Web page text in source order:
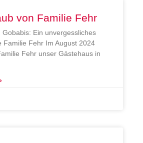
von Familie Fehr
Gobabis: Ein unvergessliches
Familie Fehr Im August 2024
Fehr unser Gästehaus in